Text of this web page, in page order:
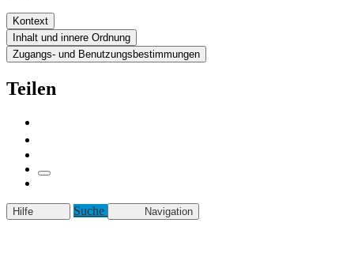
Kontext
Inhalt und innere Ordnung
Zugangs- und Benutzungsbestimmungen
Teilen
Hilfe Suche Navigation